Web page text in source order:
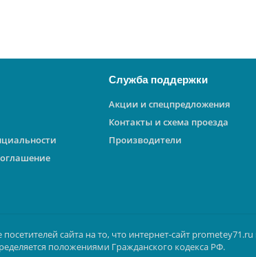
Служба поддержки
Акции и спецпредложения
Контакты и схема проезда
Производители
сайта на то, что интернет-сайт
положениями Гражданского кодекса РФ.